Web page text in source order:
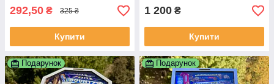
292,50 ₴ 325 ₴
Купити
1 200 ₴
Купити
Подарунок Подарунок